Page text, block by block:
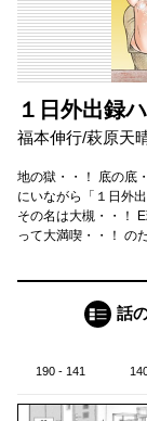
１日外出録
福本伸行/萩原天
地の獄・・！ 底の底
にいながら「１日外
その名は大槻・・！
って大満喫・・！ の
話
190 - 141